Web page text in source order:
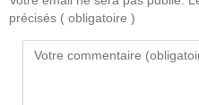
précisés ( obligatoire )